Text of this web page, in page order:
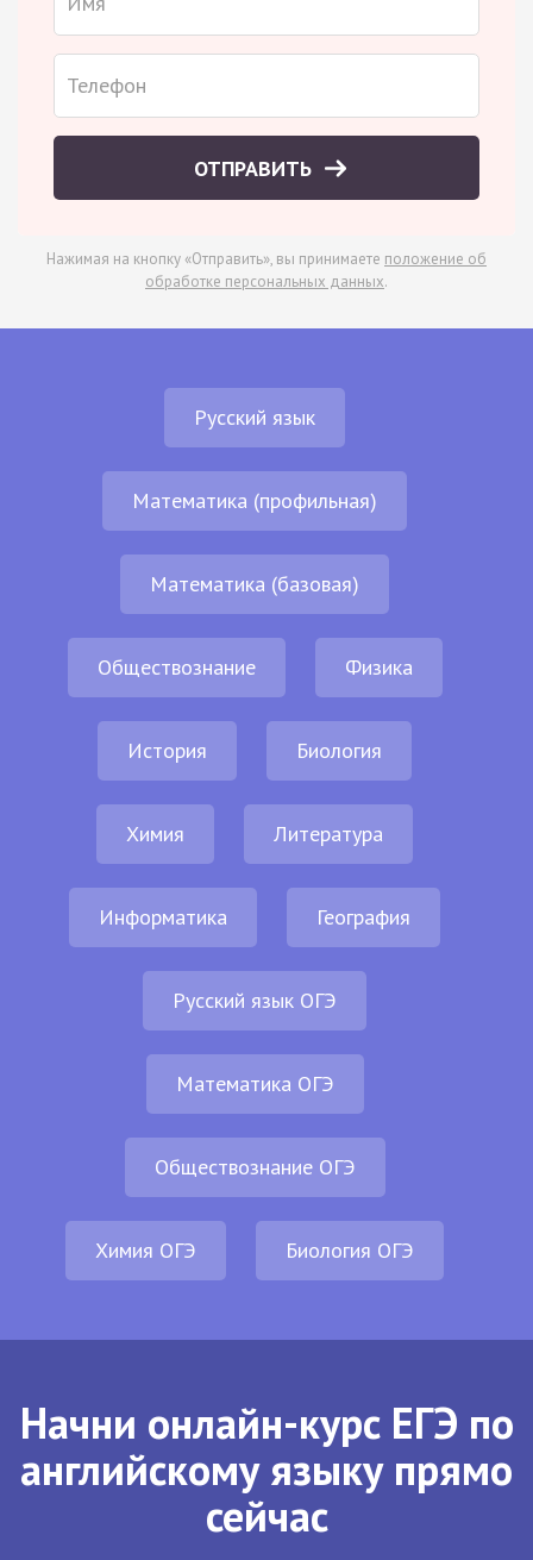
ОТПРАВИТЬ
Нажимая на кнопку «Отправить», вы принимаете положение об
обработке персональных данных.
Русский язык
Математика (профильная)
Математика (базовая)
Обществознание Физика
История Биология
Химия Литература
Информатика География
Русский язык ОГЭ
Математика ОГЭ
Обществознание ОГЭ
Химия ОГЭ Биология ОГЭ
Начни онлайн-курс ЕГЭ по
английскому языку прямо
сейчас